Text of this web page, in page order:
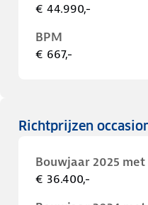
€ 44.990,-
BPM
€ 667,-
Richtprijzen
Bouwjaar 2025 met
€ 36.400,-